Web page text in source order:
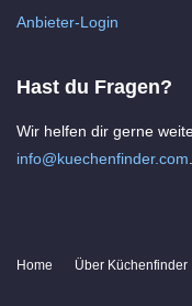
Anbieter-Login
Hast du Fragen?
Wir helfen dir gerne
info@kuechenfinder.com
Home Über Küchenfinder